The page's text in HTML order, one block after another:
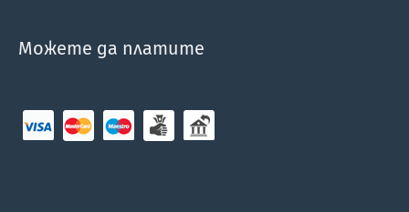
Можете да платите